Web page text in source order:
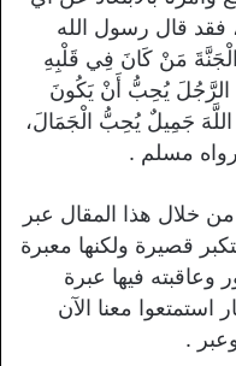
فقد قال رسول الله
مَنْ كَانَ فِي قَلْبِهِ
الرَّجُلَ يُحِبُّ أَنْ يَكُونَ
جَمِيلٌ يُحِبُّ الْجَمَالَ،
مسلم .
خلال هذا المقال عبر
قصيرة ولكنها معبرة
وعاقبته فيها عبرة
استمتعوا معنا الآن
.